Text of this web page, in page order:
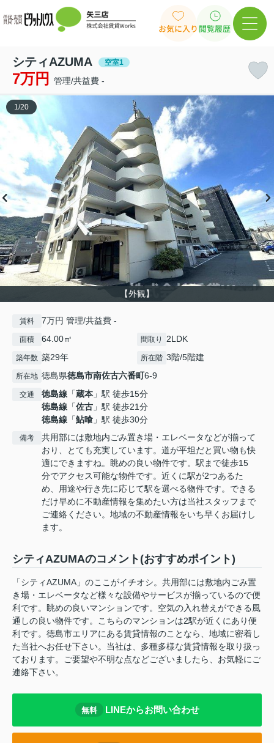
お気に入り 閲覧履歴
シティAZUMA 空室1
7万円 管理/共益費 -
【外観】
1/20
賃料 7万円 管理/共益費 -
面積 64.00㎡ 間取り 2LDK
築年数 築29年 所在階 3階/5階建
所在地 徳島県徳島市南佐古六番町6-9
交通 徳島線 「蔵本 」駅 徒歩15分
徳島線 「佐古 」駅 徒歩21分
徳島線 「鮎喰 」駅 徒歩30分
備考
共用部には敷地内ごみ置き場・エレベータなどが揃って
おり、とても充実しています。道が平坦だと買い物も快
適にできますね。眺めの良い物件です。駅まで徒歩15
分でアクセス可能な物件です。近くに駅が2つあるた
め、用途や行き先に応じて駅を選べる物件です。できる
だけ早めに不動産情報を集めたい方は当社スタッフまで
ご連絡ください。地域の不動産情報をいち早くお届けし
ます。
シティAZUMAのコメント(おすすめポイント)
「シティAZUMA」のここがイチオシ。共用部には敷地内ごみ置
き場・エレベータなど様々な設備やサービスが揃っているので便
利です。眺めの良いマンションです。空気の入れ替えができる風
通しの良い物件です。こちらのマンションは2駅が近くにあり便
利です。徳島市エリアにある賃貸情報のことなら、地域に密着し
た当社へお任せ下さい。当社は、多種多様な賃貸情報を取り扱っ
ております。ご要望や不明な点などございましたら、お気軽にご
連絡下さい。
無料 LINEからお問い合わせ